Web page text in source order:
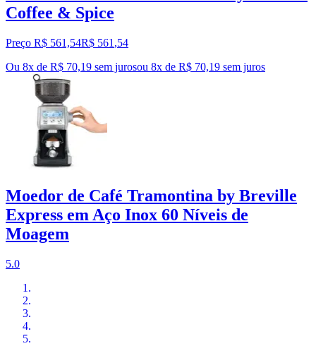
Coffee & Spice
Preço R$ 561,54R$ 561 ,54
Ou 8x de R$ 70,19 sem jurosou 8x de R$ 70,19 sem juros
Moedor de Café Tramontina by Breville
Express em Aço Inox 60 Níveis de
Moagem
5.0